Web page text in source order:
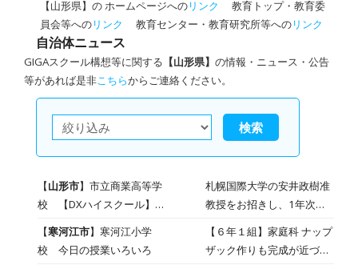
【山形県】の ホームページへのリンク
教育トップ・教育委
員会等へのリンク 教育センター・教育研究所等へのリンク
自治体ニュース
GIGAスクール構想等に関する 【山形県】 の情報・ニュース・公告
等があれば是非こちらからご連絡ください。
検索
【山形市】市立商業高等学
校 【DXハイスクール】1
年次生対象に情報モラル講
演会を実施しました
札幌国際大学の安井政樹准
教授をお招きし、1年次生
演会を開催しました。 ま
ず、SNS等を通じた「闇バ
【寒河江市】寒河江小学
校 今日の授業いろいろ
【６年１組】家庭科 ナップ
ザック作りも完成が近づい